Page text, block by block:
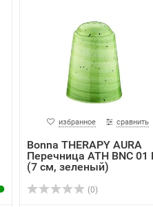
избранное сравнить
Bonna THERAPY AURA
Перечница ATH BNC 01
(7 см, зеленый)
(0)